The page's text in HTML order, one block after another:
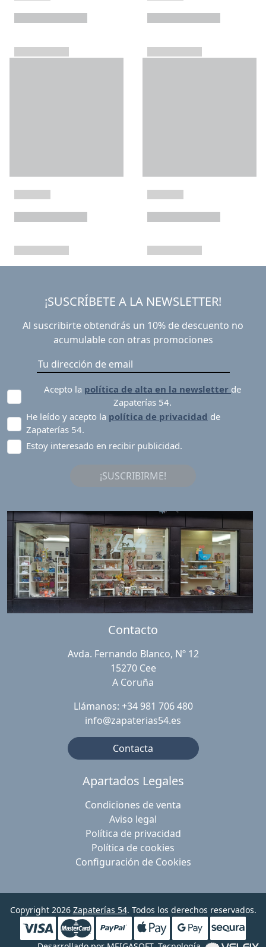
¡SUSCRÍBETE A LA NEWSLETTER!
Al suscribirte obtendrás un 10% de descuento no
acumulable con otras promociones
Acepto la política de alta en la newsletter de
Zapaterías 54.
He leído y acepto la política de privacidad de
Zapaterías 54.
Estoy interesado en recibir publicidad.
¡SUSCRIBIRME!
Contacto
Avda. Fernando Blanco, Nº 12
15270 Cee
A Coruña
Llámanos: +34 981 706 480
info@zapaterias54.es
Contacta
Apartados Legales
Condiciones de venta
Aviso legal
Política de privacidad
Política de cookies
Configuración de Cookies
Copyright 2026 Zapaterías 54. Todos los derechos reservados.